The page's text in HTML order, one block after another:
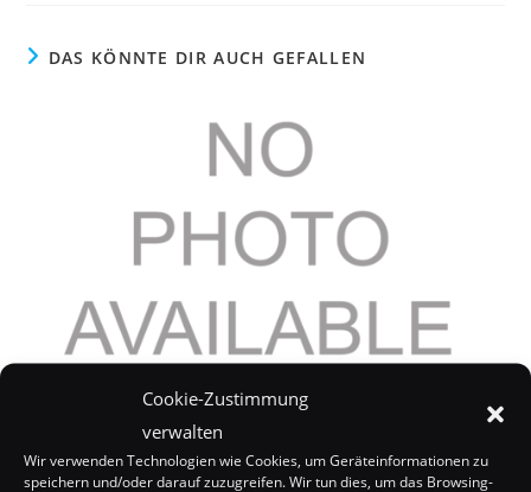
Cookie-Zustimmung
verwalten
Wir verwenden Technologien wie Cookies, um Geräteinformationen zu
speichern und/oder darauf zuzugreifen. Wir tun dies, um das Browsing-
DAS KÖNNTE DIR AUCH GEFALLEN
Adnan Ghalib will über Britney Spears auspacken
24. Januar 2008